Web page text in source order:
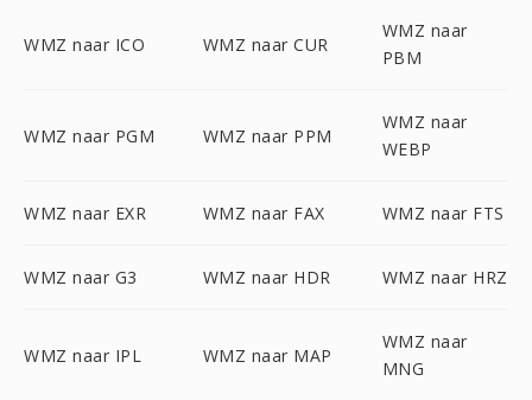
WMZ naar ICO WMZ naar CUR
WMZ naar
PBM
WMZ naar PGM WMZ naar PPM
WMZ naar
WEBP
WMZ naar EXR WMZ naar FAX WMZ naar FTS
WMZ naar G3 WMZ naar HDR WMZ naar HRZ
WMZ naar IPL WMZ naar MAP
WMZ naar
MNG